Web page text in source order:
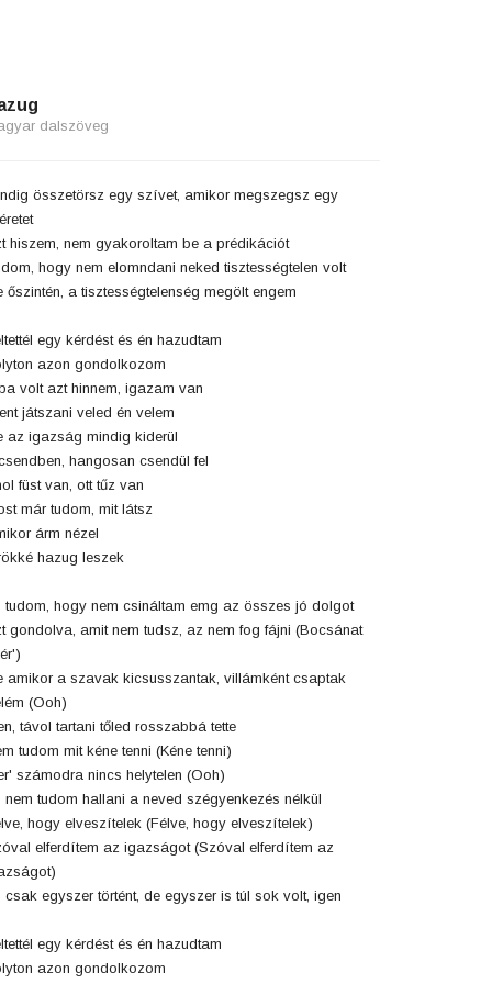
dalszöveg
összetörsz egy szívet, amikor megszegsz egy
hiszem, nem gyakoroltam be a prédikációt
hogy nem elomndani neked tisztességtelen volt
őszintén, a tisztességtelenség megölt engem
egy kérdést és én hazudtam
azon gondolkozom
volt azt hinnem, igazam van
játszani veled én velem
az igazság mindig kiderül
hangosan csendül fel
füst van, ott tűz van
már tudom, mit látsz
árm nézel
hazug leszek
tudom, hogy nem csináltam emg az összes jó dolgot
gondolva, amit nem tudsz, az nem fog fájni (Bocsánat
amikor a szavak kicsusszantak, villámként csaptak
(Ooh)
távol tartani tőled rosszabbá tette
tudom mit kéne tenni (Kéne tenni)
számodra nincs helytelen (Ooh)
nem tudom hallani a neved szégyenkezés nélkül
hogy elveszítelek (Félve, hogy elveszítelek)
elferdítem az igazságot (Szóval elferdítem az
csak egyszer történt, de egyszer is túl sok volt, igen
egy kérdést és én hazudtam
azon gondolkozom